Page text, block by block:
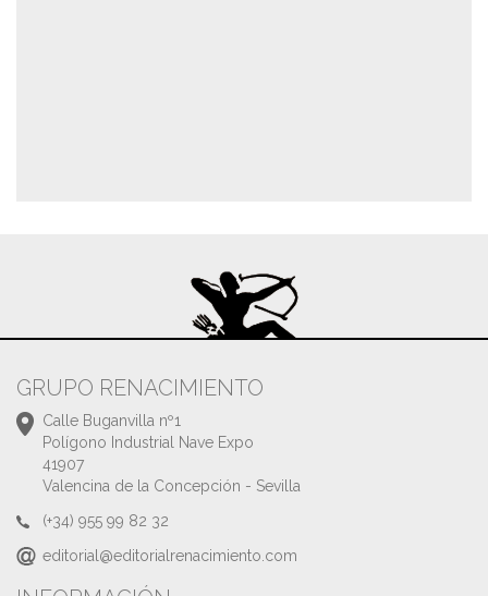
GRUPO RENACIMIENTO
Calle Buganvilla nº1
Polígono Industrial Nave Expo
41907
Valencina de la Concepción - Sevilla
(+34) 955 99 82 32
editorial@editorialrenacimiento.com